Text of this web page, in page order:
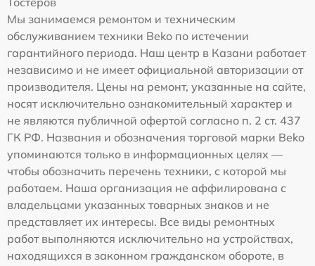
Мы занимаемся ремонтом и техническим
обслуживанием техники Beko по истечении
гарантийного периода. Наш центр в Казани работает
независимо и не имеет официальной авторизации от
производителя. Цены на ремонт, указанные на сайте,
носят исключительно ознакомительный характер и
не являются публичной офертой согласно п. 2 ст. 437
ГК РФ. Названия и обозначения торговой марки Beko
упоминаются только в информационных целях —
чтобы обозначить перечень техники, с которой мы
работаем. Наша организация не аффилирована с
владельцами указанных товарных знаков и не
представляет их интересы. Все виды ремонтных
работ выполняются исключительно на устройствах,
находящихся в законном гражданском обороте, в